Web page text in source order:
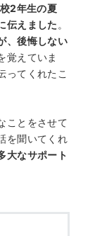
2年生の夏
伝えました 。
、後悔しない
覚えていま
ってくれたこ
ことをさせて
を聞いてくれ
大なサポート